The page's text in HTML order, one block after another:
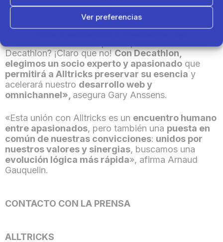
Ver preferencias
«En los últimos años, otras empresas nos han
hecho propuestas de adquisición, fusión o alianza
estratégica. Pero, en realidad, ¿queríamos
Decathlon? ¡Claro que no!Con Decathlon,
elegimos un socio experto y apasionado que
permitirá a Alltricks preservar su esencia y
acelerará nuestro desarrollo web y
omnichannel», asegura Gary Anssens.
«Esta unión con Alltricks es un encuentro humano
entre apasionados, pero también una puesta en
común de nuestras convicciones: unidos por
nuestros valores y sinergias, buscamos una
evolución lógica más rápida», afirma Arnaud
Gauquelin.
CONTACTO CON LA PRENSA
ALLTRICKS